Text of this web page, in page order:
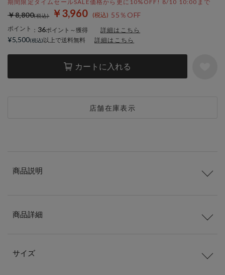
期間限定タイムセールSALE価格から更に10%OFF! 8/10 10:00まで
￥3,960 55％OFF
￥8,800
ポイント ： 36ポイント～獲得 詳細はこちら
カートに入れる
店舗在庫表示
¥5,500 以上で送料無料 詳細はこちら
商品説明
商品詳細
サイズ